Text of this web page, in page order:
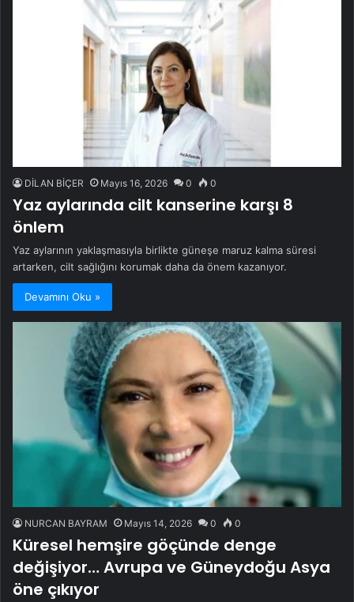
DİLAN BİÇER Mayıs 16, 2026 0 0
Yaz aylarında cilt kanserine karşı 8
önlem
Yaz aylarının yaklaşmasıyla birlikte güneşe maruz kalma süresi
artarken, cilt sağlığını korumak daha da önem kazanıyor.
Devamını Oku »
NURCAN BAYRAM Mayıs 14, 2026 0 0
Küresel hemşire göçünde denge
değişiyor… Avrupa ve Güneydoğu Asya
öne çıkıyor